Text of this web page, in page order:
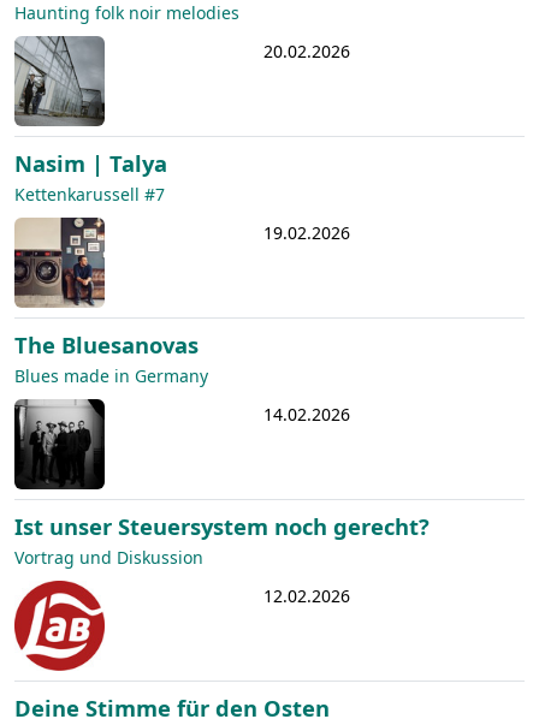
Haunting folk noir melodies
20.02.2026
Nasim | Talya
Kettenkarussell #7
19.02.2026
The Bluesanovas
Blues made in Germany
14.02.2026
Ist unser Steuersystem noch gerecht?
Vortrag und Diskussion
12.02.2026
Deine Stimme für den Osten